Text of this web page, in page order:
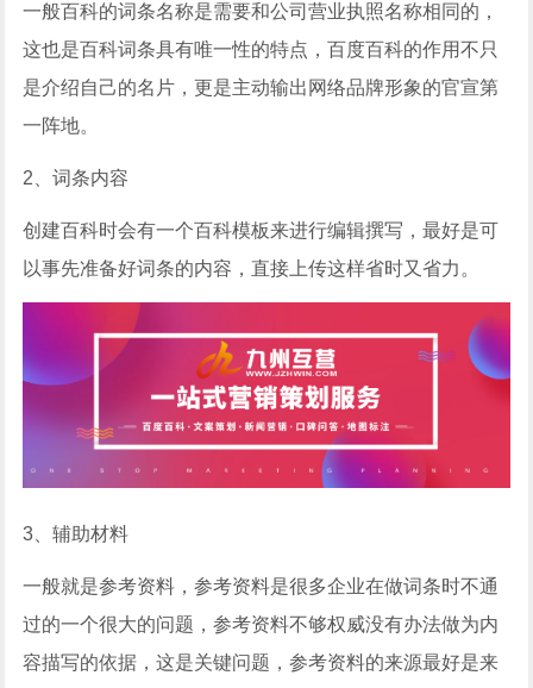
一般百科的词条名称是需要和公司营业执照名称相同的，
这也是百科词条具有唯一性的特点，百度百科的作用不只
是介绍自己的名片，更是主动输出网络品牌形象的官宣第
一阵地。
2、词条内容
创建百科时会有一个百科模板来进行编辑撰写，最好是可
以事先准备好词条的内容，直接上传这样省时又省力。
3、辅助材料
一般就是参考资料，参考资料是很多企业在做词条时不通
过的一个很大的问题，参考资料不够权威没有办法做为内
容描写的依据，这是关键问题，参考资料的来源最好是来